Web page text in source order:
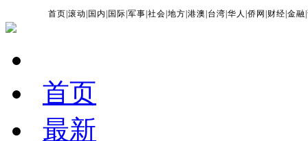
首页 |滚动 国内 国际 |军事 |社会 |地方 |港澳 台湾 |华人 |侨网 财经 |金融 |
首页
最新